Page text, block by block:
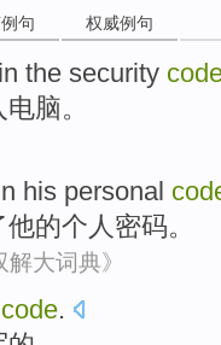
句 权威例句
in the security
电脑。
his personal
他的个人密码。
解大词典》
code.